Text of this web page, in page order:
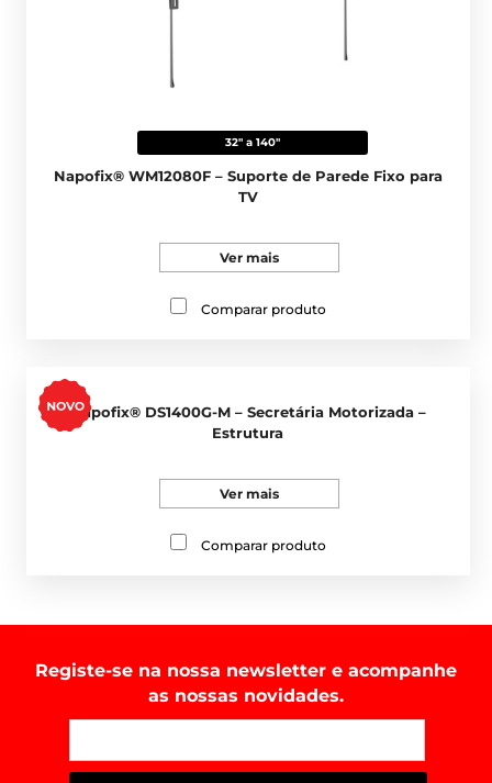
32" a 140"
Napofix® WM12080F – Suporte de Parede Fixo para
TV
Ver mais
Comparar produto
Napofix® DS1400G-M – Secretária Motorizada –
Estrutura
Ver mais
Comparar produto
Registe-se na nossa newsletter e acompanhe
as nossas novidades.